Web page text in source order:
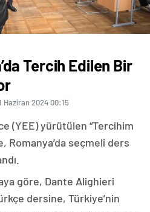
Tercih Edilen Bir
Haziran 2024 00:15
(YEE) yürütülen “Tercihim
Romanya’da seçmeli ders
göre, Dante Alighieri
dersine, Türkiye’nin